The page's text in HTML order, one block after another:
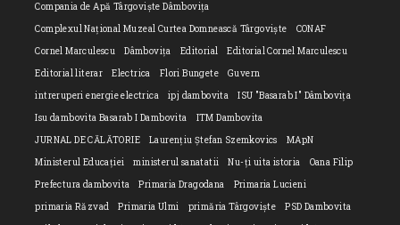
Compania de Apă Târgoviște Dâmbovița
Complexul Național Muzeal Curtea Domnească Târgoviște
CONAF
Cornel Marculescu
Dâmbovița Editorial
Editorial Cornel Marculescu
Editorial literar
Electrica Flori Bungete
Guvern
intreruperi energie electrica
ipj dambovita
ISU "Basarab I" Dâmbovița
Isu dambovita Basarab I Dambovita
ITM Dambovita
JURNAL DE CĂLĂTORIE
Laurențiu Ștefan Szemkovics
MApN
Ministerul Educației
ministerul sanatatii Nu-ți uita istoria
Oana Filip
Prefectura dambovita
Primaria Dragodana
Primaria Lucieni
primaria Răzvad
Primaria Ulmi primăria Târgoviște
PSD Dambovita